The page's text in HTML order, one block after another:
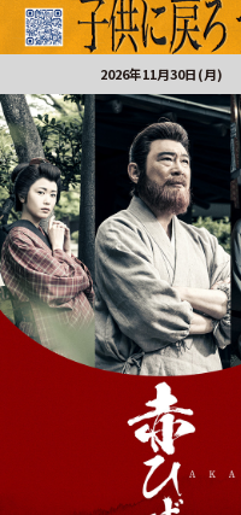
2026年11月30日(月)